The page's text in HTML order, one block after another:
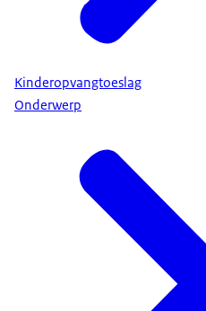
Kinderopvangtoeslag
Onderwerp